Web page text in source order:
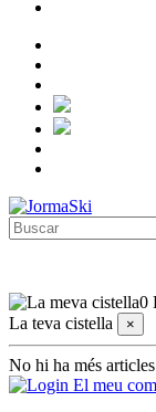
0
La teva cistella
×
No hi ha més
El meu